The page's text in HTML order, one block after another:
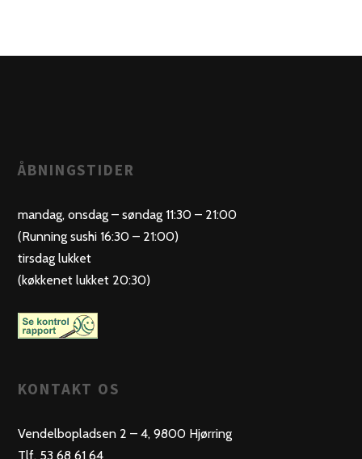
ÅBNINGSTIDER
mandag, onsdag – søndag 11:30 – 21:00
(Running sushi 16:30 – 21:00)
tirsdag lukket
(køkkenet lukket 20:30)
KONTAKT OS
Vendelbopladsen 2 – 4, 9800 Hjørring
Tlf. 53 68 61 64